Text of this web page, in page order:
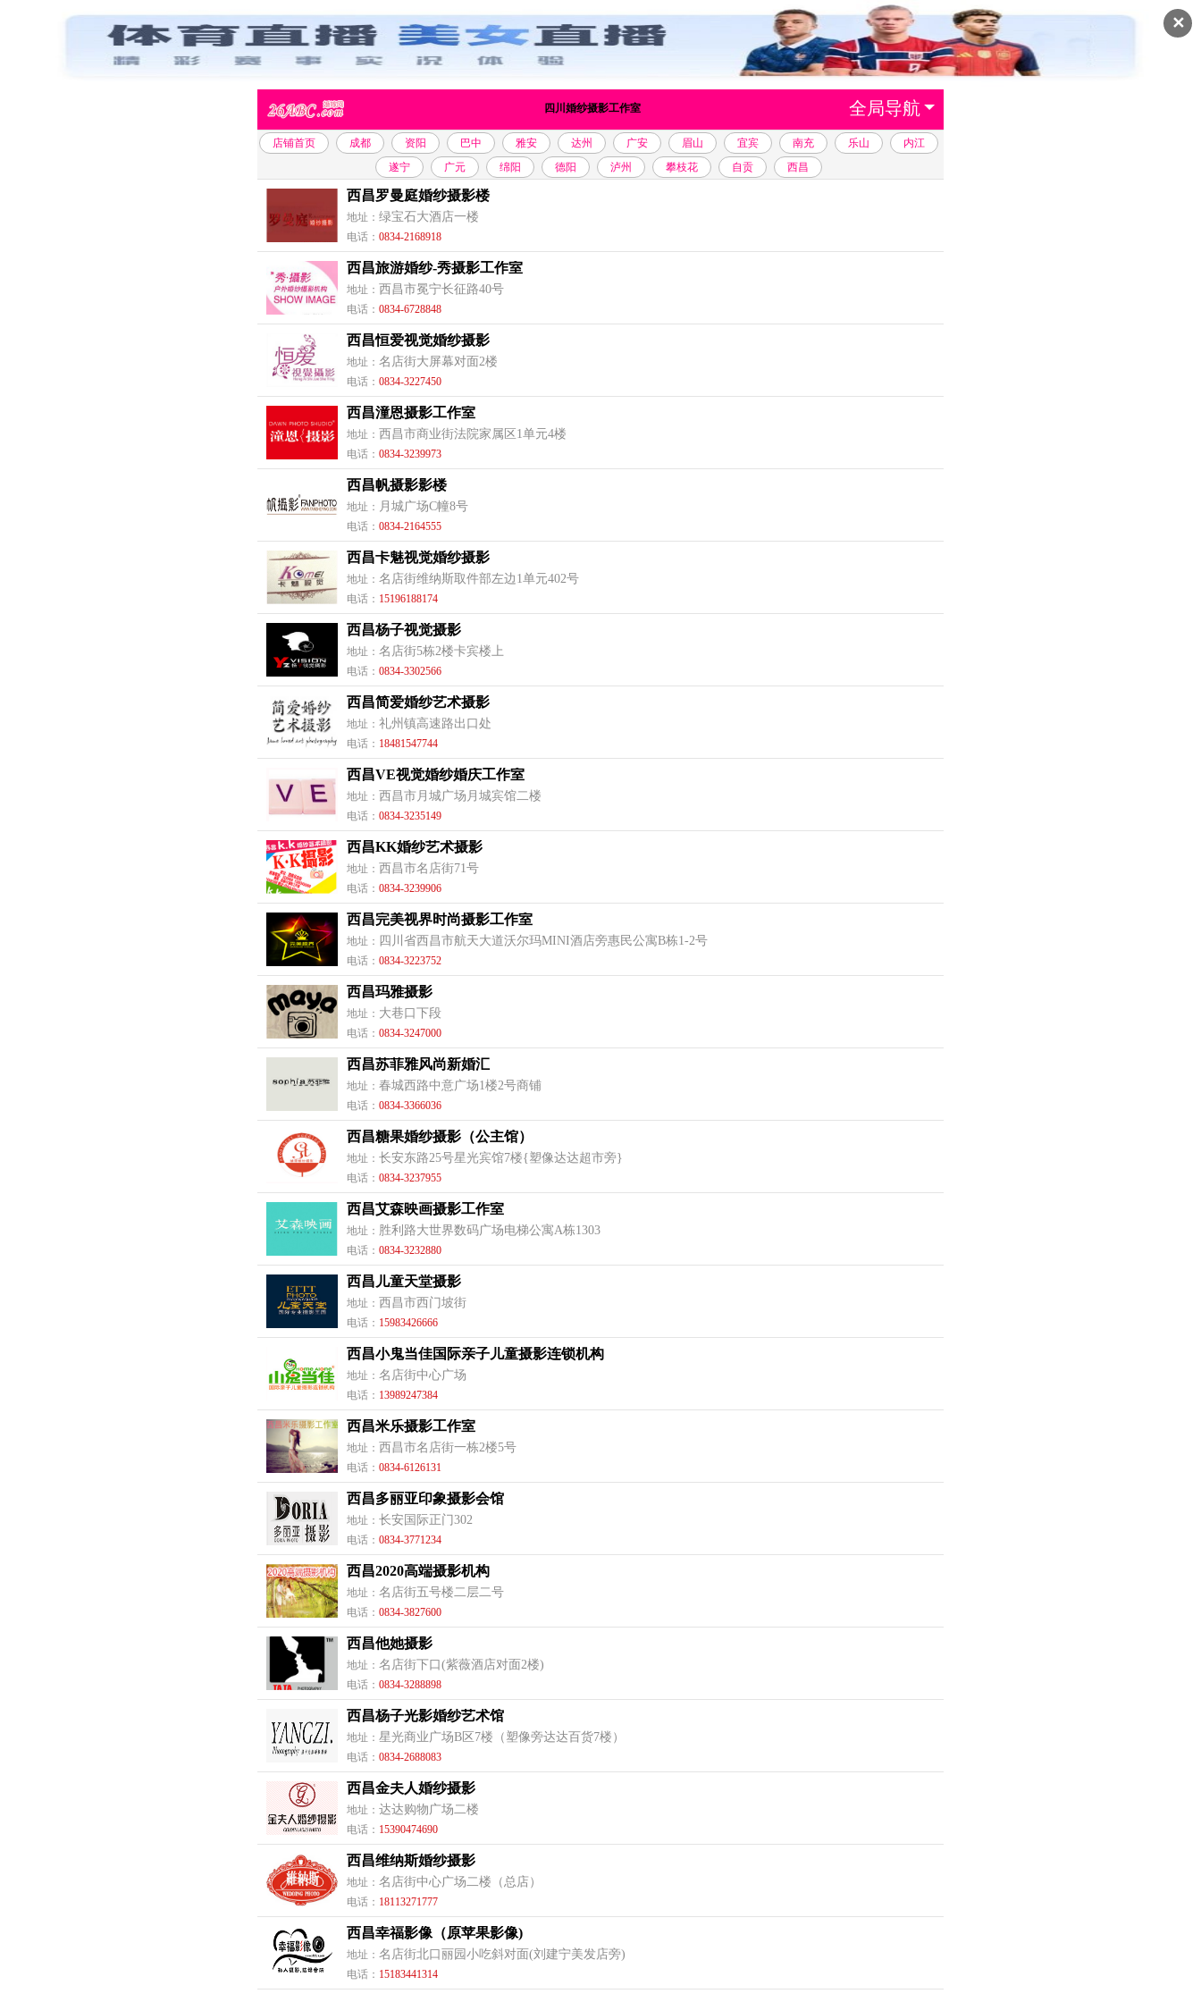
✕
全局导航
四川婚纱摄影工作室
店铺首页 成都 资阳 巴中 雅安 达州 广安 眉山 宜宾 南充 乐山
内江
遂宁
广元 绵阳 德阳 泸州 攀枝花 自贡 西昌
西昌罗曼庭婚纱摄影楼
地址： 绿宝石大酒店一楼
电话： 0834-2168918
西昌旅游婚纱-秀摄影工作室
地址： 西昌市冕宁长征路40号
电话： 0834-6728848
西昌恒爱视觉婚纱摄影
地址： 名店街大屏幕对面2楼
电话： 0834-3227450
西昌潼恩摄影工作室
地址： 西昌市商业街法院家属区1单元4楼
电话： 0834-3239973
西昌帆摄影影楼
地址： 月城广场C幢8号
电话： 0834-2164555
西昌卡魅视觉婚纱摄影
地址： 名店街维纳斯取件部左边1单元402号
电话： 15196188174
西昌杨子视觉摄影
地址： 名店街5栋2楼卡宾楼上
电话： 0834-3302566
西昌简爱婚纱艺术摄影
地址： 礼州镇高速路出口处
电话： 18481547744
西昌VE视觉婚纱婚庆工作室
地址： 西昌市月城广场月城宾馆二楼
电话： 0834-3235149
西昌KK婚纱艺术摄影
地址： 西昌市名店街71号
电话： 0834-3239906
西昌完美视界时尚摄影工作室
地址： 四川省西昌市航天大道沃尔玛MINI酒店旁惠民公寓B栋1-2号
电话： 0834-3223752
西昌玛雅摄影
地址： 大巷口下段
电话： 0834-3247000
西昌苏菲雅风尚新婚汇
地址： 春城西路中意广场1楼2号商铺
电话： 0834-3366036
西昌糖果婚纱摄影（公主馆）
地址： 长安东路25号星光宾馆7楼{塑像达达超市旁}
电话： 0834-3237955
西昌艾森映画摄影工作室
地址： 胜利路大世界数码广场电梯公寓A栋1303
电话： 0834-3232880
西昌儿童天堂摄影
地址： 西昌市西门坡街
电话： 15983426666
西昌小鬼当佳国际亲子儿童摄影连锁机构
地址： 名店街中心广场
电话： 13989247384
西昌米乐摄影工作室
地址： 西昌市名店街一栋2楼5号
电话： 0834-6126131
西昌多丽亚印象摄影会馆
地址： 长安国际正门302
电话： 0834-3771234
西昌2020高端摄影机构
地址： 名店街五号楼二层二号
电话： 0834-3827600
西昌他她摄影
地址： 名店街下口(紫薇酒店对面2楼)
电话： 0834-3288898
西昌杨子光影婚纱艺术馆
地址： 星光商业广场B区7楼（塑像旁达达百货7楼）
电话： 0834-2688083
西昌金夫人婚纱摄影
地址： 达达购物广场二楼
电话： 15390474690
西昌维纳斯婚纱摄影
地址： 名店街中心广场二楼（总店）
电话： 18113271777
西昌幸福影像（原苹果影像)
地址： 名店街北口丽园小吃斜对面(刘建宁美发店旁)
电话： 15183441314